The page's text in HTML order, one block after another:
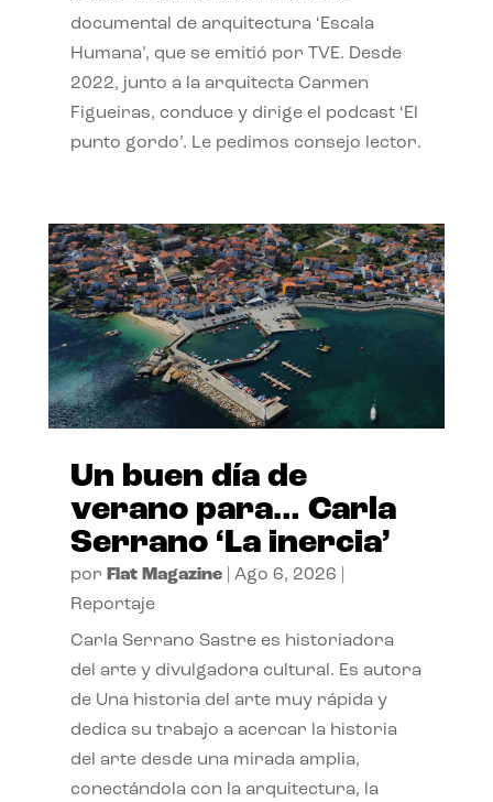
documental de arquitectura ‘Escala
Humana’, que se emitió por TVE. Desde
2022, junto a la arquitecta Carmen
Figueiras, conduce y dirige el podcast ‘El
punto gordo’. Le pedimos consejo lector.
Un buen día de
verano para… Carla
Serrano ‘La inercia’
por Flat Magazine| Ago 6, 2026
Reportaje
Carla Serrano Sastre es historiadora
del arte y divulgadora cultural. Es autora
de Una historia del arte muy rápida y
dedica su trabajo a acercar la historia
del arte desde una mirada amplia,
conectándola con la arquitectura, la